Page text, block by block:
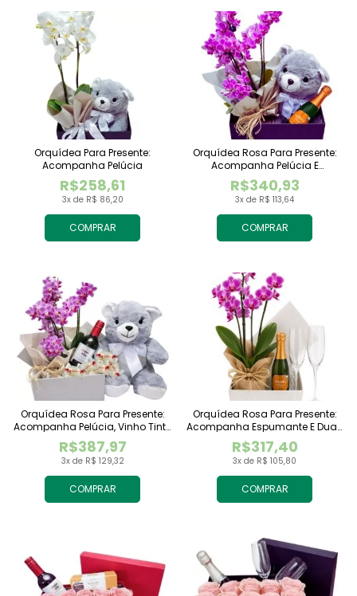
COMPRAR
3x de R$ 86,20
R$258,61
Orquídea Para Presente:
Acompanha Pelúcia
COMPRAR
3x de R$ 113,64
R$340,93
Orquídea Rosa Para Presente:
Acompanha Pelúcia E
Espumante
COMPRAR
3x de R$ 129,32
R$387,97
Orquídea Rosa Para Presente:
Acompanha Pelúcia, Vinho Tinto
Importado E Chocolate
Raffaello
COMPRAR
3x de R$ 105,80
R$317,40
Orquídea Rosa Para Presente:
Acompanha Espumante E Duas
Taças